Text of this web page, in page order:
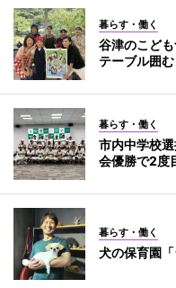
暮らす・働く
谷津のこど
テーブル囲む
暮らす・働く
市内中学校
会優勝で2度
暮らす・働く
犬の保育園